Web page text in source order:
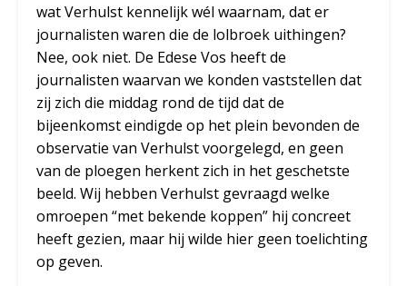
wat Verhulst kennelijk wél waarnam, dat er
journalisten waren die de lolbroek uithingen?
Nee, ook niet. De Edese Vos heeft de
journalisten waarvan we konden vaststellen dat
zij zich die middag rond de tijd dat de
bijeenkomst eindigde op het plein bevonden de
observatie van Verhulst voorgelegd, en geen
van de ploegen herkent zich in het geschetste
beeld. Wij hebben Verhulst gevraagd welke
omroepen “met bekende koppen” hij concreet
heeft gezien, maar hij wilde hier geen toelichting
op geven.